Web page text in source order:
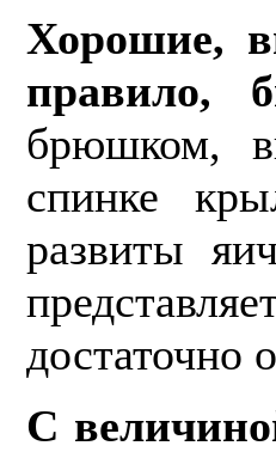
Хорошие,
правило,
брюшком,
спинке
развиты
достаточно
С